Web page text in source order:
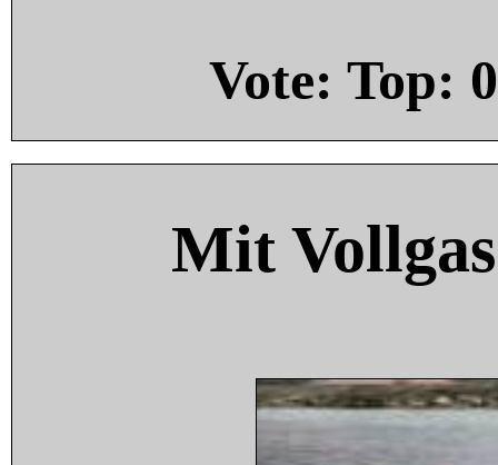
Vote: Top: 0
Mit